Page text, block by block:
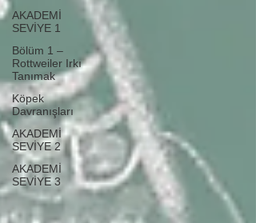
AKADEMİ
SEVİYE 1
Bölüm 1 –
Rottweiler Irkı
Tanımak
Köpek
Davranışları
AKADEMİ
SEVİYE 2
AKADEMİ
SEVİYE 3